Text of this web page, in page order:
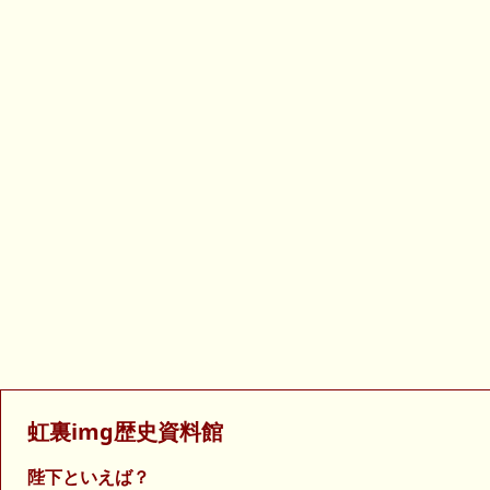
虹裏img歴史資料館
陛下といえば？